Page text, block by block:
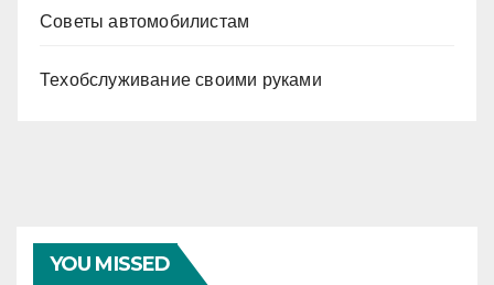
Советы автомобилистам
Техобслуживание своими руками
YOU MISSED